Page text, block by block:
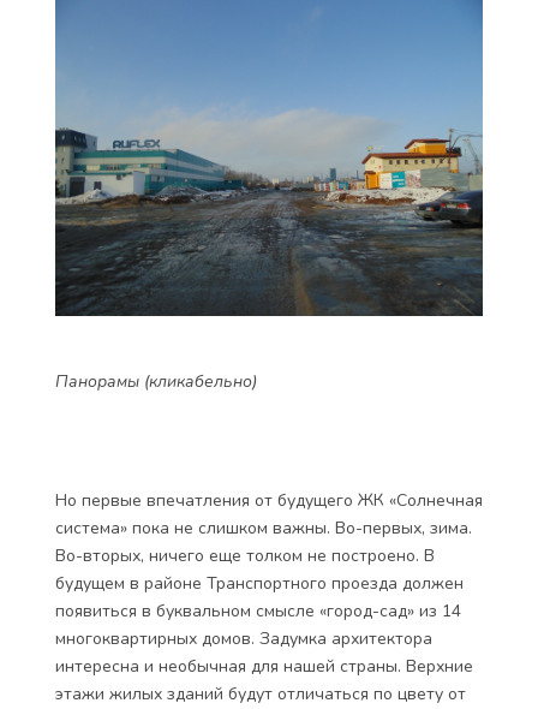
Панорамы (кликабельно)
Но первые впечатления от будущего ЖК «Солнечная
система» пока не слишком важны. Во-первых, зима.
Во-вторых, ничего еще толком не построено. В
будущем в районе Транспортного проезда должен
появиться в буквальном смысле «город-сад» из 14
многоквартирных домов. Задумка архитектора
интересна и необычная для нашей страны. Верхние
этажи жилых зданий будут отличаться по цвету от